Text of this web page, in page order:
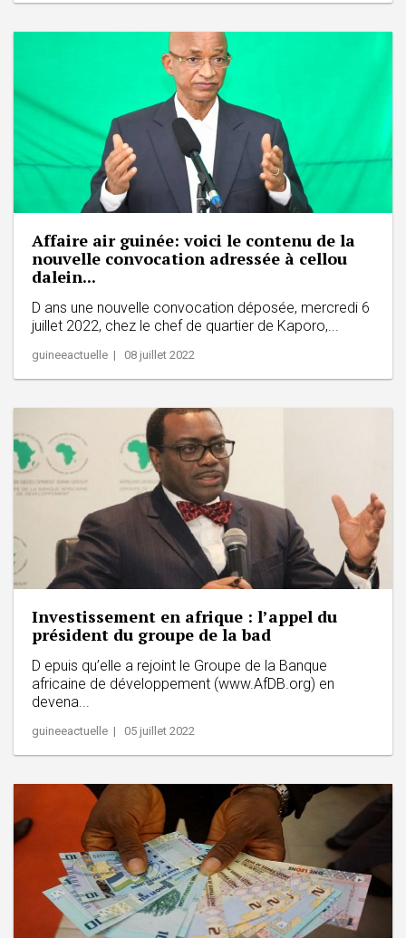
Affaire air guinée: voici le contenu de la
nouvelle convocation adressée à cellou
dalein...
D ans une nouvelle convocation déposée, mercredi 6
juillet 2022, chez le chef de quartier de Kaporo,...
guineeactuelle | 08 juillet 2022
Investissement en afrique : l’appel du
président du groupe de la bad
D epuis qu’elle a rejoint le Groupe de la Banque
africaine de développement (www.AfDB.org) en
devena...
guineeactuelle | 05 juillet 2022